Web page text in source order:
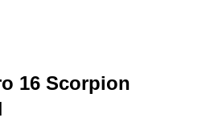
16 Scorpion